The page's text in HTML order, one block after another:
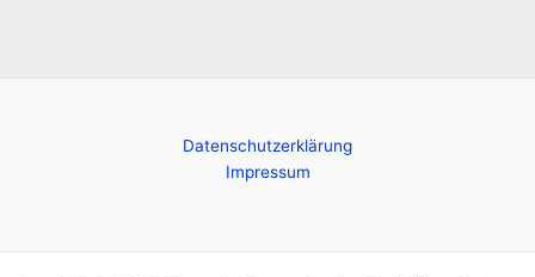
Datenschutzerklärung
Impressum